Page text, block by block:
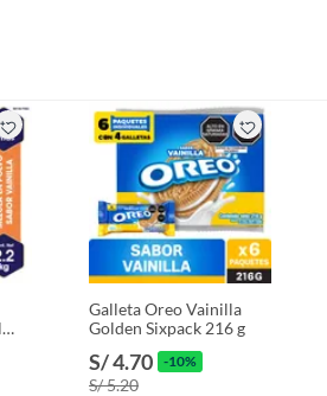
Galleta Oreo Vainilla
Golden Sixpack 216 g
S/ 4.70 -10%
S/ 5.20